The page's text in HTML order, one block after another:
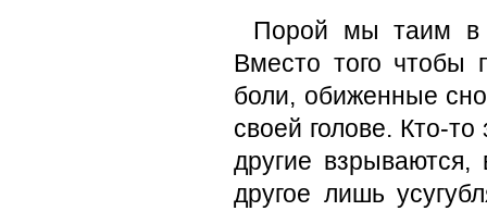
Порой мы таим в
Вместо того чтобы
боли, обиженные
своей голове. Кто-
другие
другое лишь